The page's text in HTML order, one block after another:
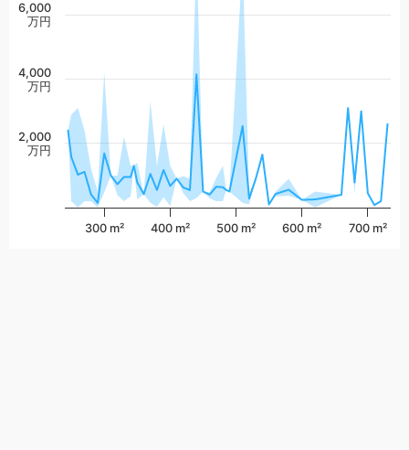
300 m² 400 m² 500 m² 600 m² 700 m²
2,000
万円
4,000
万円
6,000
万円